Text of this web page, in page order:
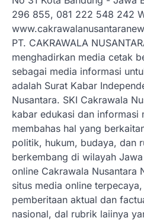
296 855, 081 222 548 242
PT. CAKRAWALA
menghadirkan media cetak
sebagai media informasi
adalah Surat Kabar
Nusantara. SKI Cakrawala
kabar edukasi dan informasi
membahas hal yang
politik, hukum, budaya, dan
berkembang di wilayah
online Cakrawala Nusantara
situs media online
pemberitaan aktual dan
nasional, dal rubrik laiinya